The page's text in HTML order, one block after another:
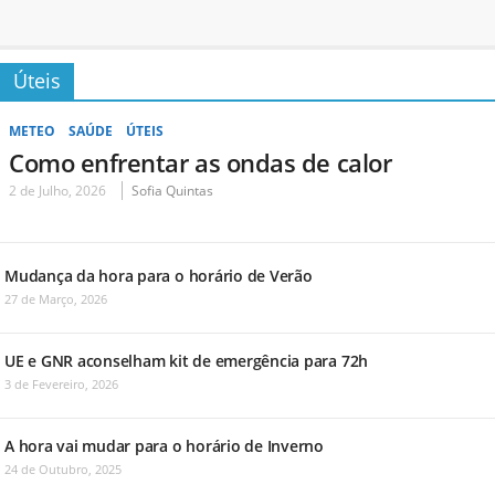
Úteis
METEO SAÚDE ÚTEIS
Como enfrentar as ondas de calor
2 de Julho, 2026 Sofia Quintas
Mudança da hora para o horário de Verão
27 de Março, 2026
UE e GNR aconselham kit de emergência para 72h
3 de Fevereiro, 2026
A hora vai mudar para o horário de Inverno
24 de Outubro, 2025